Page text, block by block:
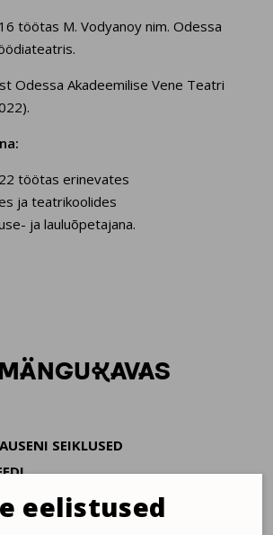
töötas M. Vodyanoy nim. Odessa
Odessa Akadeemilise Vene Teatri
töötas erinevates
ja teatrikoolides
ja lauluõpetajana.
SEIKLUSED
STAND-UP MINU ELUST
JA HUNT
eelistused